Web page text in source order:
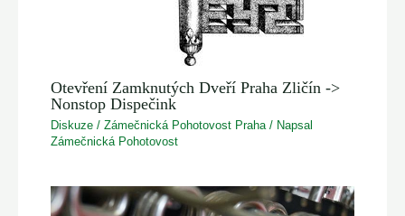
Otevření Zamknutých Dveří Praha Zličín ->
Nonstop Dispečink
Diskuze /Zámečnická Pohotovost Praha/ Napsal
Zámečnická Pohotovost